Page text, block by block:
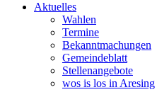
Aktuelles
Wahlen
Termine
Bekanntmachungen
Gemeindeblatt
Stellenangebote
wos is los in Aresing